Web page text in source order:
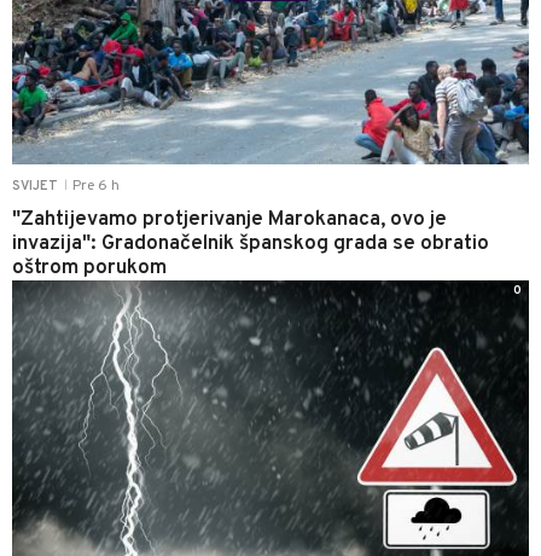
SVIJET Pre 6 h
"Zahtijevamo protjerivanje Marokanaca, ovo je
invazija": Gradonačelnik španskog grada se obratio
oštrom porukom
0